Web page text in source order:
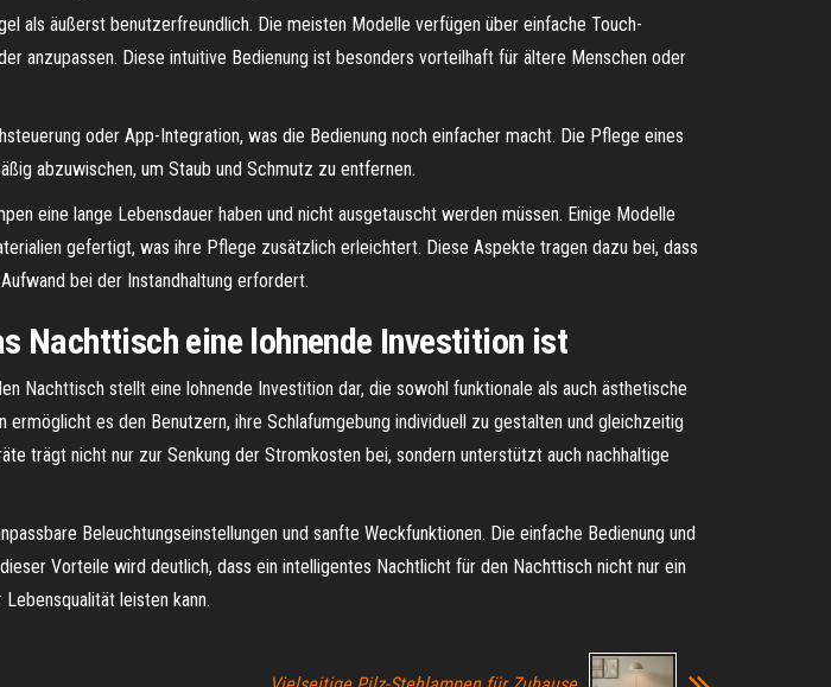
als äußerst benutzerfreundlich. Die meisten Modelle verfügen über einfache Touch-
anzupassen. Diese intuitive Bedienung ist besonders vorteilhaft für ältere Menschen oder
oder App-Integration, was die Bedienung noch einfacher macht. Die Pflege eines
abzuwischen, um Staub und Schmutz zu entfernen.
eine lange Lebensdauer haben und nicht ausgetauscht werden müssen. Einige Modelle
gefertigt, was ihre Pflege zusätzlich erleichtert. Diese Aspekte tragen dazu bei, dass
bei der Instandhaltung erfordert.
Nachttisch eine lohnende Investition ist
Nachttisch stellt eine lohnende Investition dar, die sowohl funktionale als auch ästhetische
es den Benutzern, ihre Schlafumgebung individuell zu gestalten und gleichzeitig
trägt nicht nur zur Senkung der Stromkosten bei, sondern unterstützt auch nachhaltige
Beleuchtungseinstellungen und sanfte Weckfunktionen. Die einfache Bedienung und
Vorteile wird deutlich, dass ein intelligentes Nachtlicht für den Nachttisch nicht nur ein
leisten kann.